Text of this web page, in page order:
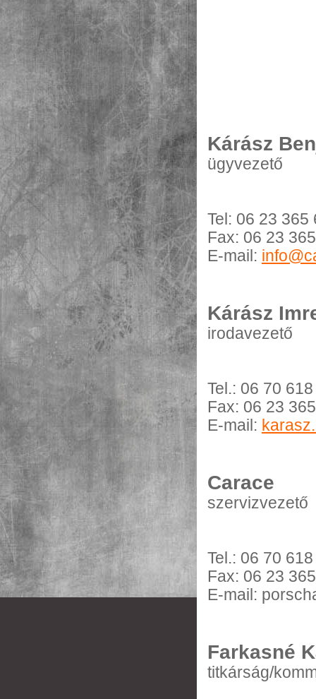
Kárász
ügyvezető
Tel: 06 23 365
Fax: 06 23
E-mail:
Kárász
irodavezető
Tel.: 06 70
Fax: 06 23
E-mail:
Carace
szervizvezető
Tel.: 06 70
Fax: 06 23
E-mail:
Farkasné
titkárság/